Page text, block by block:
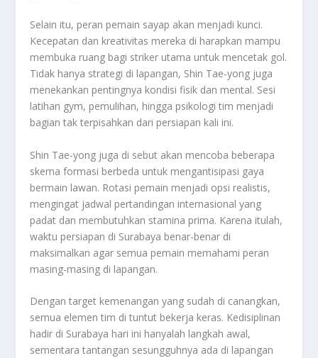
Selain itu, peran pemain sayap akan menjadi kunci.
Kecepatan dan kreativitas mereka di harapkan mampu
membuka ruang bagi striker utama untuk mencetak gol.
Tidak hanya strategi di lapangan, Shin Tae-yong juga
menekankan pentingnya kondisi fisik dan mental. Sesi
latihan gym, pemulihan, hingga psikologi tim menjadi
bagian tak terpisahkan dari persiapan kali ini.
Shin Tae-yong juga di sebut akan mencoba beberapa
skema formasi berbeda untuk mengantisipasi gaya
bermain lawan. Rotasi pemain menjadi opsi realistis,
mengingat jadwal pertandingan internasional yang
padat dan membutuhkan stamina prima. Karena itulah,
waktu persiapan di Surabaya benar-benar di
maksimalkan agar semua pemain memahami peran
masing-masing di lapangan.
Dengan target kemenangan yang sudah di canangkan,
semua elemen tim di tuntut bekerja keras. Kedisiplinan
hadir di Surabaya hari ini hanyalah langkah awal,
sementara tantangan sesungguhnya ada di lapangan